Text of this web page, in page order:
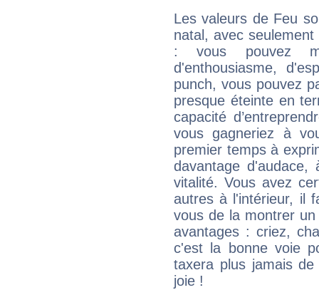
Les valeurs de Feu
natal, avec
: vous pouvez
d'enthousiasme,
punch, vous pouvez
presque éteinte en
capacité
vous gagneriez à
premier temps à
davantage
vitalité. Vous avez
autres à l'intérieur, il
vous de la montrer
avantages : criez,
c'est la bonne voie
taxera plus jamais
joie !